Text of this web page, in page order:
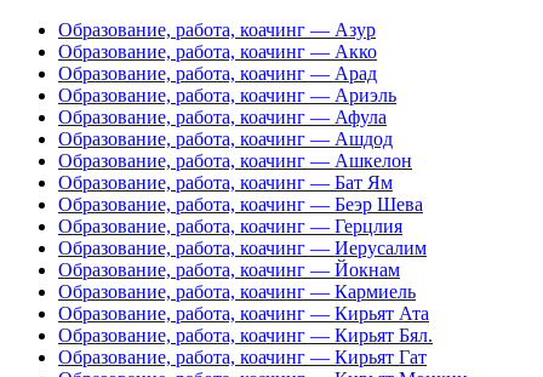
Образование, работа, коачинг — Азур
Образование, работа, коачинг — Акко
Образование, работа, коачинг — Арад
Образование, работа, коачинг — Ариэль
Образование, работа, коачинг — Афула
Образование, работа, коачинг — Ашдод
Образование, работа, коачинг — Ашкелон
Образование, работа, коачинг — Бат Ям
Образование, работа, коачинг — Беэр Шева
Образование, работа, коачинг — Герцлия
Образование, работа, коачинг — Иерусалим
Образование, работа, коачинг — Йокнам
Образование, работа, коачинг — Кармиель
Образование, работа, коачинг — Кирьят Ата
Образование, работа, коачинг — Кирьят Бял.
Образование, работа, коачинг — Кирьят Гат